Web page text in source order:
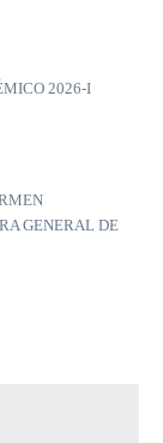
2026-I
GENERAL DE